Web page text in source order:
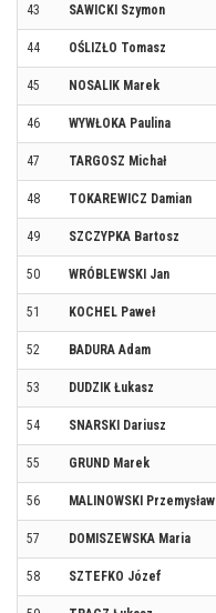
43 SAWICKI Szymon
44 OŚLIZŁO Tomasz
45 NOSALIK Marek
46 WYWŁOKA Paulina
47 TARGOSZ Michał
48 TOKAREWICZ Damian
49 SZCZYPKA Bartosz
50 WRÓBLEWSKI Jan
51 KOCHEL Paweł
52 BADURA Adam
53 DUDZIK Łukasz
54 SNARSKI Dariusz
55 GRUND Marek
56 MALINOWSKI Przemysław
57 DOMISZEWSKA Maria
58 SZTEFKO Józef